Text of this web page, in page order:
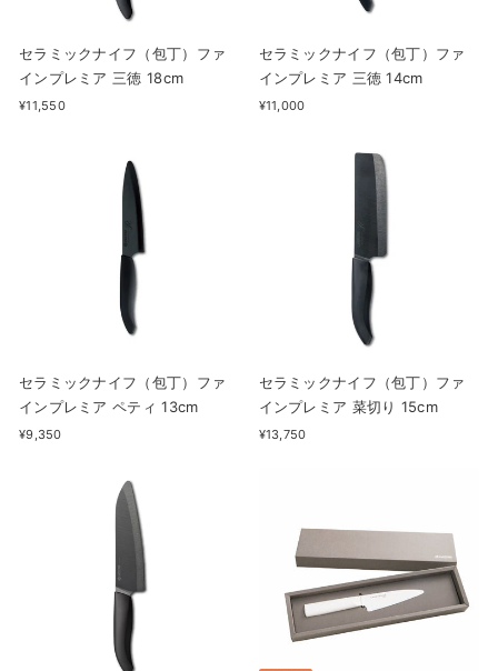
セラミックナイフ（包丁）ファ
インプレミア 三徳 18cm
¥11,550
セラミックナイフ（包丁）ファ
インプレミア 三徳 14cm
¥11,000
セラミックナイフ（包丁）ファ
インプレミア ペティ 13cm
¥9,350
セラミックナイフ（包丁）ファ
インプレミア 菜切り 15cm
¥13,750